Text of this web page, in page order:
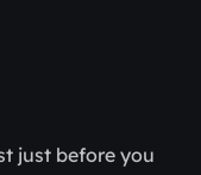
just before you